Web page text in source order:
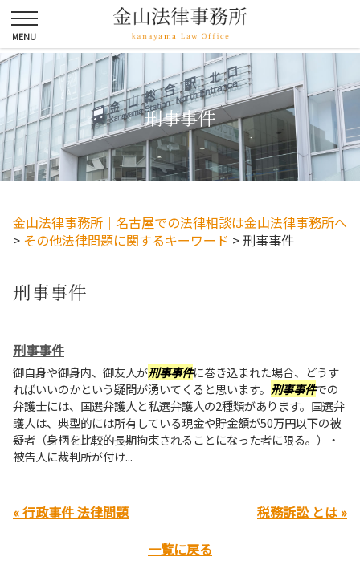
刑事事件
金山法律事務所｜名古屋での法律相談は金山法律事務所へ
> その他法律問題に関するキーワード > 刑事事件
刑事事件
刑事事件
御自身や御身内、御友人が刑事事件に巻き込まれた場合、どうす
ればいいのかという疑問が湧いてくると思います。 刑事事件での
弁護士には、国選弁護人と私選弁護人の2種類があります。国選弁
護人は、典型的には所有している現金や貯金額が50万円以下の被
疑者（身柄を比較的長期拘束されることになった者に限る。）・
被告人に裁判所が付け...
« 行政事件 法律問題
税務訴訟 とは »
一覧に戻る